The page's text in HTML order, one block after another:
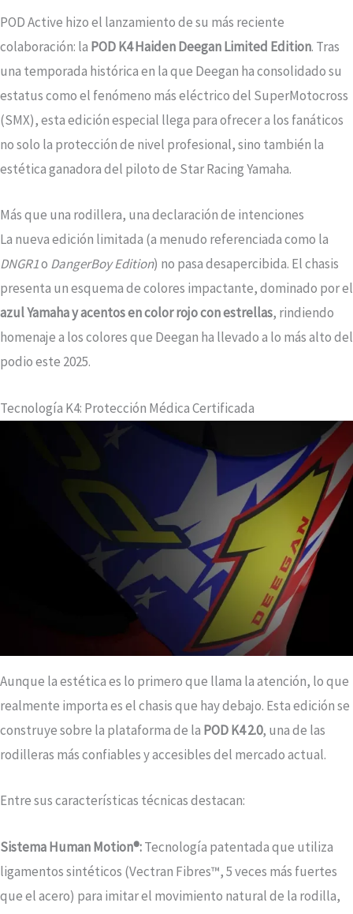
POD Active hizo el lanzamiento de su más reciente
colaboración: la POD K4 Haiden Deegan Limited Edition. Tras
una temporada histórica en la que Deegan ha consolidado su
estatus como el fenómeno más eléctrico del SuperMotocross
(SMX), esta edición especial llega para ofrecer a los fanáticos
no solo la protección de nivel profesional, sino también la
estética ganadora del piloto de Star Racing Yamaha.
Más que una rodillera, una declaración de intenciones
La nueva edición limitada (a menudo referenciada como la
DNGR1o DangerBoy Edition) no pasa desapercibida. El chasis
presenta un esquema de colores impactante, dominado por el
azul Yamaha y acentos en colorrojocon estrellas, rindiendo
homenaje a los colores que Deegan ha llevado a lo más alto del
podio este 2025.
Tecnología K4: Protección Médica Certificada
Aunque la estética es lo primero que llama la atención, lo que
realmente importa es el chasis que hay debajo. Esta edición se
construye sobre la plataforma de la POD K4 2.0, una de las
rodilleras más confiables y accesibles del mercado actual.
Entre sus características técnicas destacan:
Sistema Human Motion®:Tecnología patentada que utiliza
ligamentos sintéticos (Vectran Fibres™, 5 veces más fuertes
que el acero) para imitar el movimiento natural de la rodilla,